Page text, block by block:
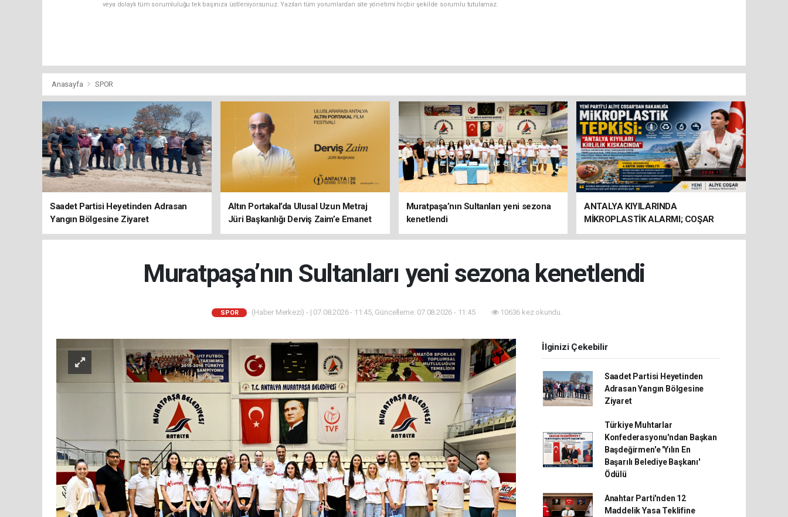
veya dolaylı tüm sorumluluğu tek başınıza üstleniyorsunuz. Yazılan tüm yorumlardan site yönetimi hiçbir şekilde sorumlu tutulamaz.
Anasayfa SPOR
Saadet Partisi Heyetinden Adrasan
Yangın Bölgesine Ziyaret
Altın Portakal’da Ulusal Uzun Metraj
Jüri Başkanlığı Derviş Zaim’e Emanet
Muratpaşa’nın Sultanları yeni sezona
kenetlendi
ANTALYA KIYILARINDA
MİKROPLASTİK ALARMI; COŞAR
BAKANLIĞA HAREKETE GEÇİN
Muratpaşa’nın Sultanları yeni sezona kenetlendi
SPOR (Haber Merkezi) - | 07.08.2026 - 11:45, Güncelleme: 07.08.2026 - 11:45 10636 kez okundu.
İlginizi Çekebilir
Saadet Partisi Heyetinden
Adrasan Yangın Bölgesine
Ziyaret
Türkiye Muhtarlar
Konfederasyonu'ndan Başkan
Başdeğirmen'e 'Yılın En
Başarılı Belediye Başkanı'
Ödülü
Anahtar Parti'nden 12
Maddelik Yasa Teklifine